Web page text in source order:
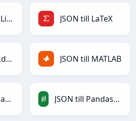
JSON till JSONLines JSON till LaTeX
JSON till Markdown JSON till MATLAB
JSON till MediaWiki JSON till PandasDataFrame